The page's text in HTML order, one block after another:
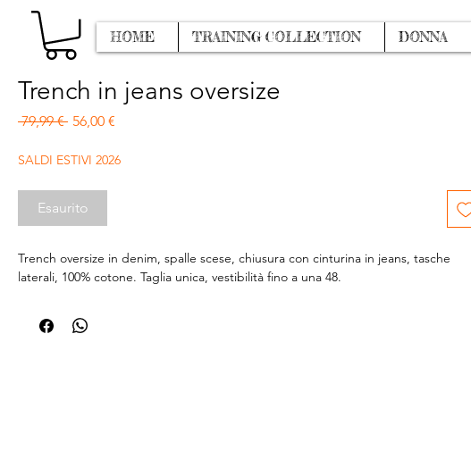
HOME TRAINING COLLECTION DONNA
Trench in jeans oversize
79,99 € Prezzo regolare
56,00 €
SALDI ESTIVI 2026
Esaurito
Trench oversize in denim, spalle scese, chiusura con cinturina in jeans, tasche
laterali, 100% cotone. Taglia unica, vestibilità fino a una 48.